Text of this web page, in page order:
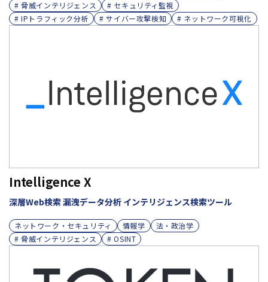
# 脅威インテリジェンス
# セキュリティ監視
# IPトラフィック分析
# サイバー攻撃検知 # ネットワーク可視化
Intelligence X
深層Web検索 漏洩データ分析 インテリジェンス検索ツール
ネットワーク・セキュリティ 情報学
法・政治学
# 脅威インテリジェンス
# OSINT